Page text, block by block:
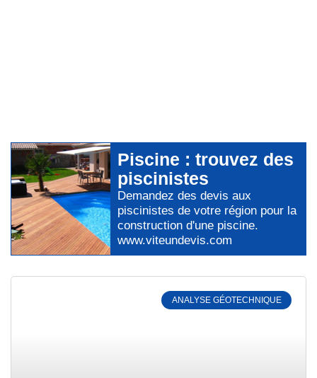
Piscine : trouvez des
piscinistes
Demandez des devis aux
piscinistes de votre région pour la
construction d'une piscine.
www.viteundevis.com
ANALYSE GÉOTECHNIQUE